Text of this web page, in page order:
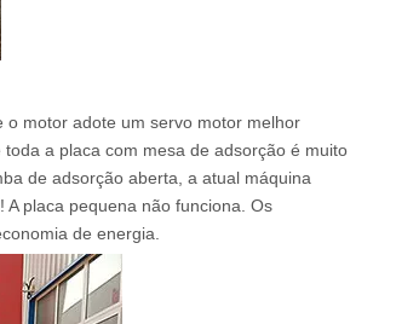
motor adote um servo motor melhor
a placa com mesa de adsorção é muito
de adsorção aberta, a atual máquina
placa pequena não funciona. Os
de energia.